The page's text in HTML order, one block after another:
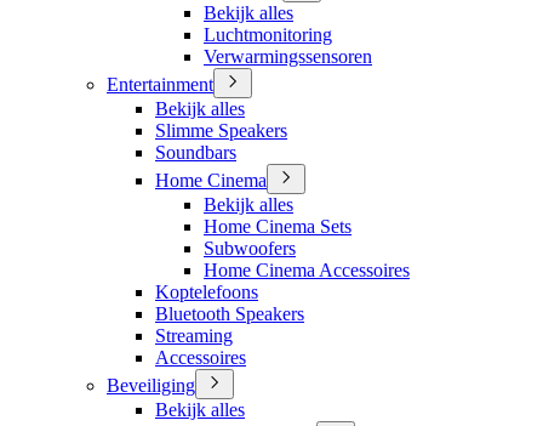
Bekijk alles
Luchtmonitoring
Verwarmingssensoren
Entertainment
Bekijk alles
Slimme Speakers
Soundbars
Home Cinema
Bekijk alles
Home Cinema Sets
Subwoofers
Home Cinema Accessoires
Koptelefoons
Bluetooth Speakers
Streaming
Accessoires
Beveiliging
Bekijk alles